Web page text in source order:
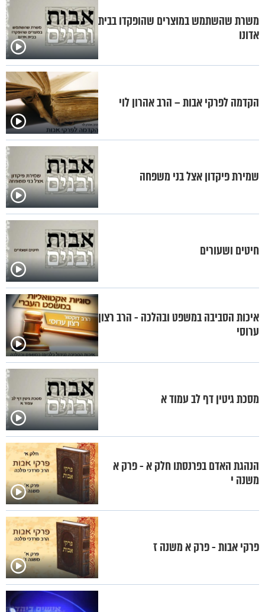
משרת שהשתמש במוצרים שהופקדו בבית
אדונו
הקדמה לפרקי אבות – הרב אהרון לוי
שמירת פיקדון אצל בני משפחה
חיטים ושעורים
איכות הסביבה במשפט ובהלכה - הרב רצון
ערוסי
מסכת גיטין דף לב עמוד א
הנהגת האדם בפרנסתו חלק א - פרק א
משנה י
פרקי אבות - פרק א משנה ז